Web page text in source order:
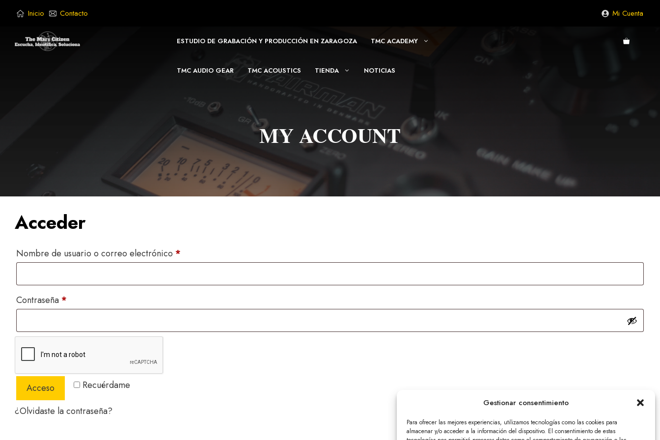
Gestionar consentimiento
Para ofrecer las mejores experiencias, utilizamos tecnologías como las cookies para
almacenar y/o acceder a la información del dispositivo. El consentimiento de estas
Inicio Contacto Mi Cuenta
ESTUDIO DE GRABACIÓN Y PRODUCCIÓN EN ZARAGOZA TMC ACADEMY
TMC AUDIO GEAR TMC ACOUSTICS TIENDA NOTICIAS
MY ACCOUNT
Acceder
Nombre de usuario o correo electrónico *
Contraseña *
Recuérdame
Acceso
¿Olvidaste la contraseña?